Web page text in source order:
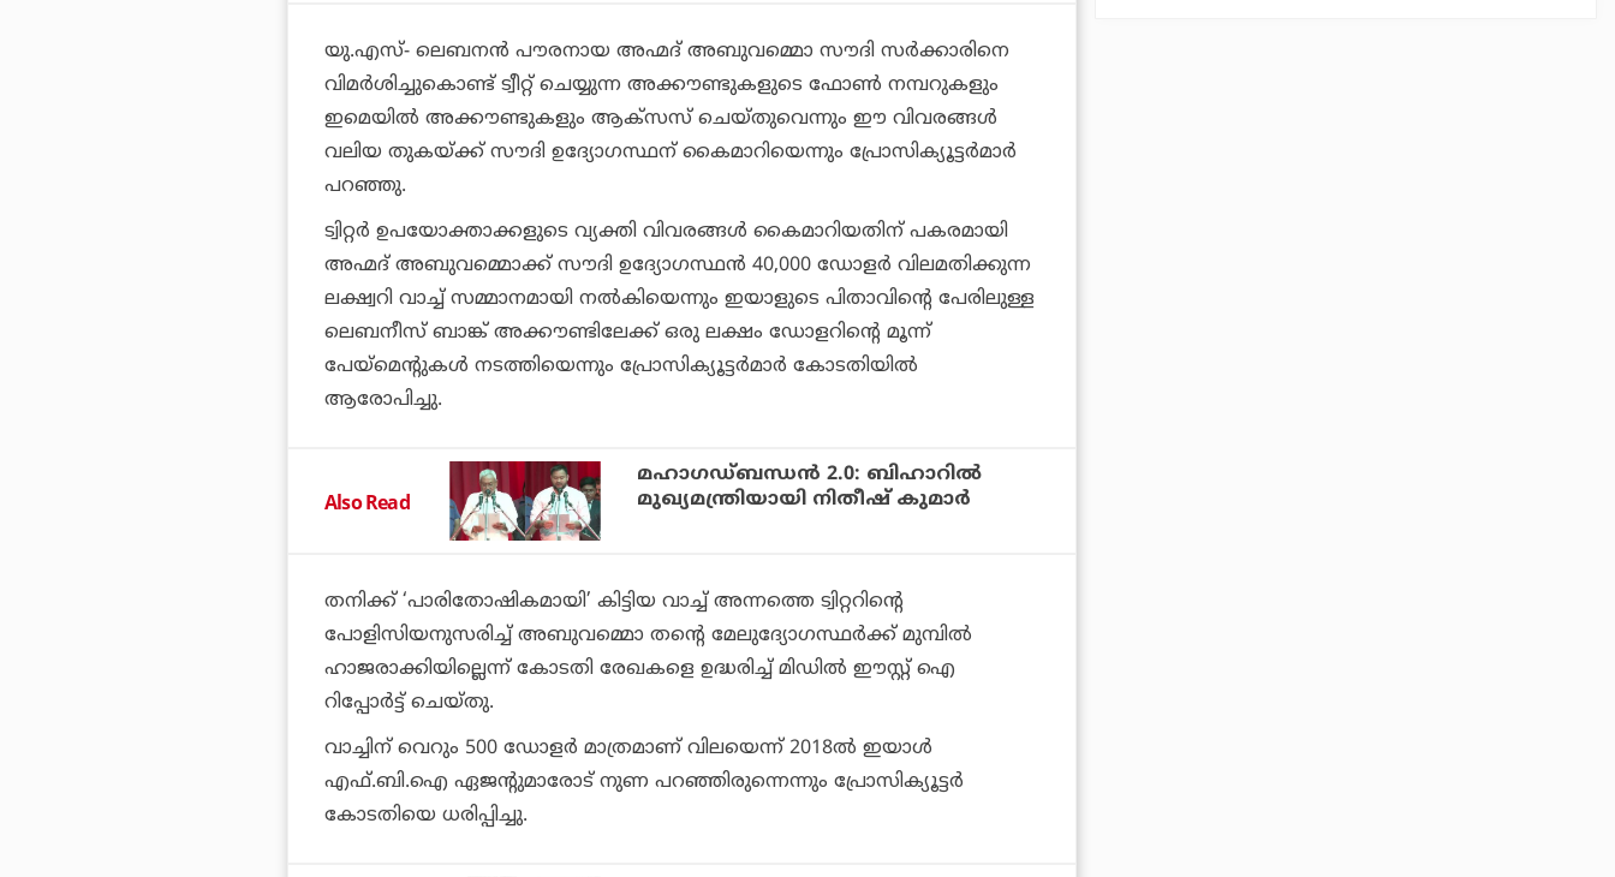
യു.എസ്- ലെബനന്‍ പൗരനായ അഹ്മദ് അബുവമ്മൊ സൗദി സര്‍ക്കാരിനെ
വിമര്‍ശിച്ചുകൊണ്ട് ട്വീറ്റ് ചെയ്യുന്ന അക്കൗണ്ടുകളുടെ ഫോണ്‍ നമ്പറുകളും
ഇമെയില്‍ അക്കൗണ്ടുകളും ആക്‌സസ് ചെയ്തുവെന്നും ഈ വിവരങ്ങള്‍
വലിയ തുകയ്ക്ക് സൗദി ഉദ്യോഗസ്ഥന് കൈമാറിയെന്നും പ്രോസിക്യൂട്ടര്‍മാര്‍
പറഞ്ഞു.
ട്വിറ്റര്‍ ഉപയോക്താക്കളുടെ വ്യക്തി വിവരങ്ങള്‍ കൈമാറിയതിന് പകരമായി
അഹ്മദ് അബുവമ്മൊക്ക് സൗദി ഉദ്യോഗസ്ഥന്‍ 40,000 ഡോളര്‍ വിലമതിക്കുന്ന
ലക്ഷ്വറി വാച്ച് സമ്മാനമായി നല്‍കിയെന്നും ഇയാളുടെ പിതാവിന്റെ പേരിലുള്ള
ലെബനീസ് ബാങ്ക് അക്കൗണ്ടിലേക്ക് ഒരു ലക്ഷം ഡോളറിന്റെ മൂന്ന്
പേയ്‌മെന്റുകള്‍ നടത്തിയെന്നും പ്രോസിക്യൂട്ടര്‍മാര്‍ കോടതിയില്‍
ആരോപിച്ചു.
Also Read
മഹാഗഡ്ബന്ധന്‍ 2.0: ബിഹാറില്‍
മുഖ്യമന്ത്രിയായി നിതീഷ് കുമാര്‍
തനിക്ക് ‘പാരിതോഷികമായി’ കിട്ടിയ വാച്ച് അന്നത്തെ ട്വിറ്ററിന്റെ
പോളിസിയനുസരിച്ച് അബുവമ്മൊ തന്റെ മേലുദ്യോഗസ്ഥര്‍ക്ക് മുമ്പില്‍
ഹാജരാക്കിയില്ലെന്ന് കോടതി രേഖകളെ ഉദ്ധരിച്ച് മിഡില്‍ ഈസ്റ്റ് ഐ
റിപ്പോര്‍ട്ട് ചെയ്തു.
വാച്ചിന് വെറും 500 ഡോളര്‍ മാത്രമാണ് വിലയെന്ന് 2018ല്‍ ഇയാള്‍
എഫ്.ബി.ഐ ഏജന്റുമാരോട് നുണ പറഞ്ഞിരുന്നെന്നും പ്രോസിക്യൂട്ടര്‍
കോടതിയെ ധരിപ്പിച്ചു.